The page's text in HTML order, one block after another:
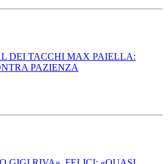
DEI TACCHI MAX PAIELLA:
PAZIENZA